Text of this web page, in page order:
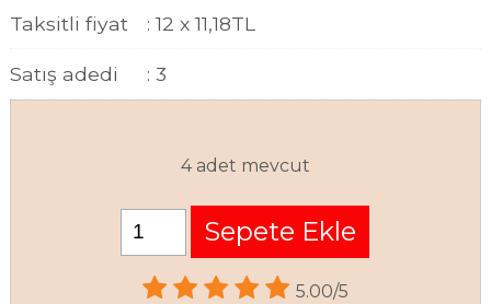
Taksitli fiyat : 12 x 11,18TL
Satış adedi : 3
4 adet mevcut
Sepete Ekle
5.00/5